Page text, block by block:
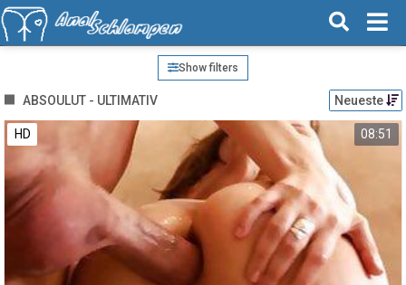
Show filters
ABSOULUT - ULTIMATIV Neueste
HD 08:51